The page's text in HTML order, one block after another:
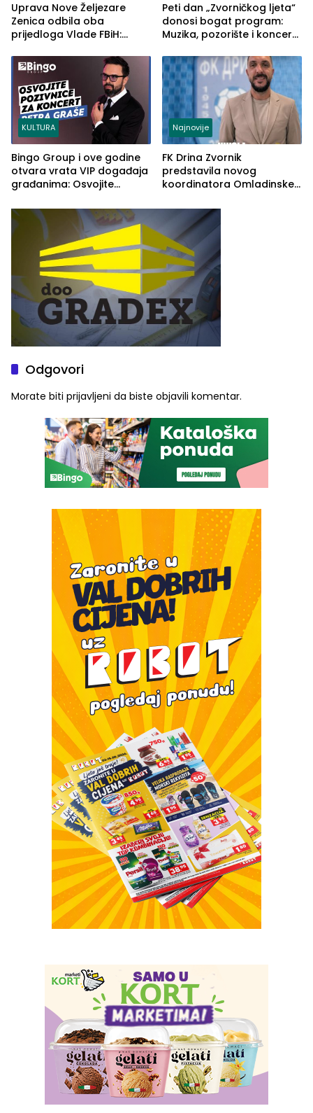
Uprava Nove Željezare
Zenica odbila oba
prijedloga Vlade FBiH:
rješenje
Peti dan „Zvorničkog ljeta“
donosi bogat program:
Muzika, pozorište i koncert
KULTURA
Bingo Group i ove godine
otvara vrata VIP događaja
građanima: Osvojite
Graše
Najnovije
FK Drina Zvornik
predstavila novog
koordinatora Omladinske
Odgovori
Morate biti prijavljeni da biste objavili komentar.